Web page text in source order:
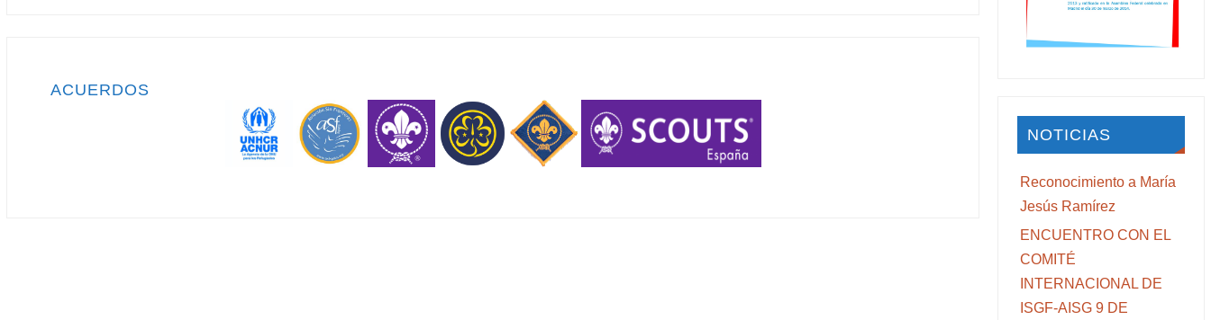
ACUERDOS
NOTICIAS
Reconocimiento a María
Jesús Ramírez
ENCUENTRO CON EL
COMITÉ
INTERNACIONAL DE
ISGF-AISG 9 DE